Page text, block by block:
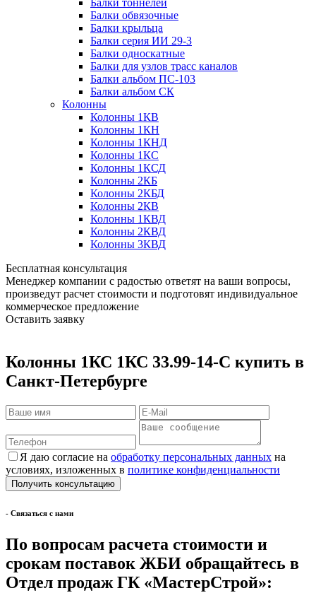
Балки обвязочные
Балки крыльца
Балки серия ИИ 29-3
Балки односкатные
Балки для узлов трасс каналов
Балки альбом ПС-103
Балки альбом СК
Колонны
Колонны 1КВ
Колонны 1КН
Колонны 1КНД
Колонны 1КС
Колонны 1КСД
Колонны 2КБ
Колонны 2КБД
Колонны 2КВ
Колонны 1КВД
Колонны 2КВД
Колонны 3КВД
Бесплатная консультация
Менеджер компании с радостью ответят на ваши вопросы,
произведут расчет стоимости и подготовят индивидуальное
коммерческое предложение
Оставить заявку
Колонны 1КС 1КС 33.99-14-С купить в
Санкт-Петербурге
Я даю согласие на обработку персональных данных на
условиях, изложенных в политике конфиденциальности
- Cвязаться с нами
По вопросам расчета стоимости и
срокам поставок ЖБИ обращайтесь в
Отдел продаж ГК «МастерСтрой»: